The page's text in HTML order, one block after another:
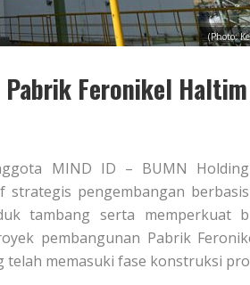
(Photo:
Pabrik Feronikel Haltim
MIND ID – BUMN
pengembangan
tambang serta memperkuat
pembangunan Pabrik
memasuki fase konstruksi